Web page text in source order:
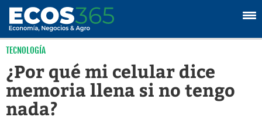
TECNOLOGÍA
¿Por qué mi celular dice
memoria llena si no tengo
nada?